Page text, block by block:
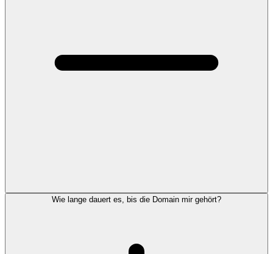
Wie lange dauert es, bis die Domain mir gehört?